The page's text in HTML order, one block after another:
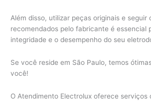
Além disso, utilizar peças originais e seguir
recomendados pelo fabricante é essencial
integridade e o desempenho do seu
Se você reside em São Paulo, temos
você!
O Atendimento Electrolux oferece serviços